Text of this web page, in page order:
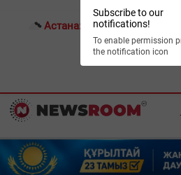
Subscribe to our
notifications!
To enable permission
the notification icon
Астана: 15°C Алматы: